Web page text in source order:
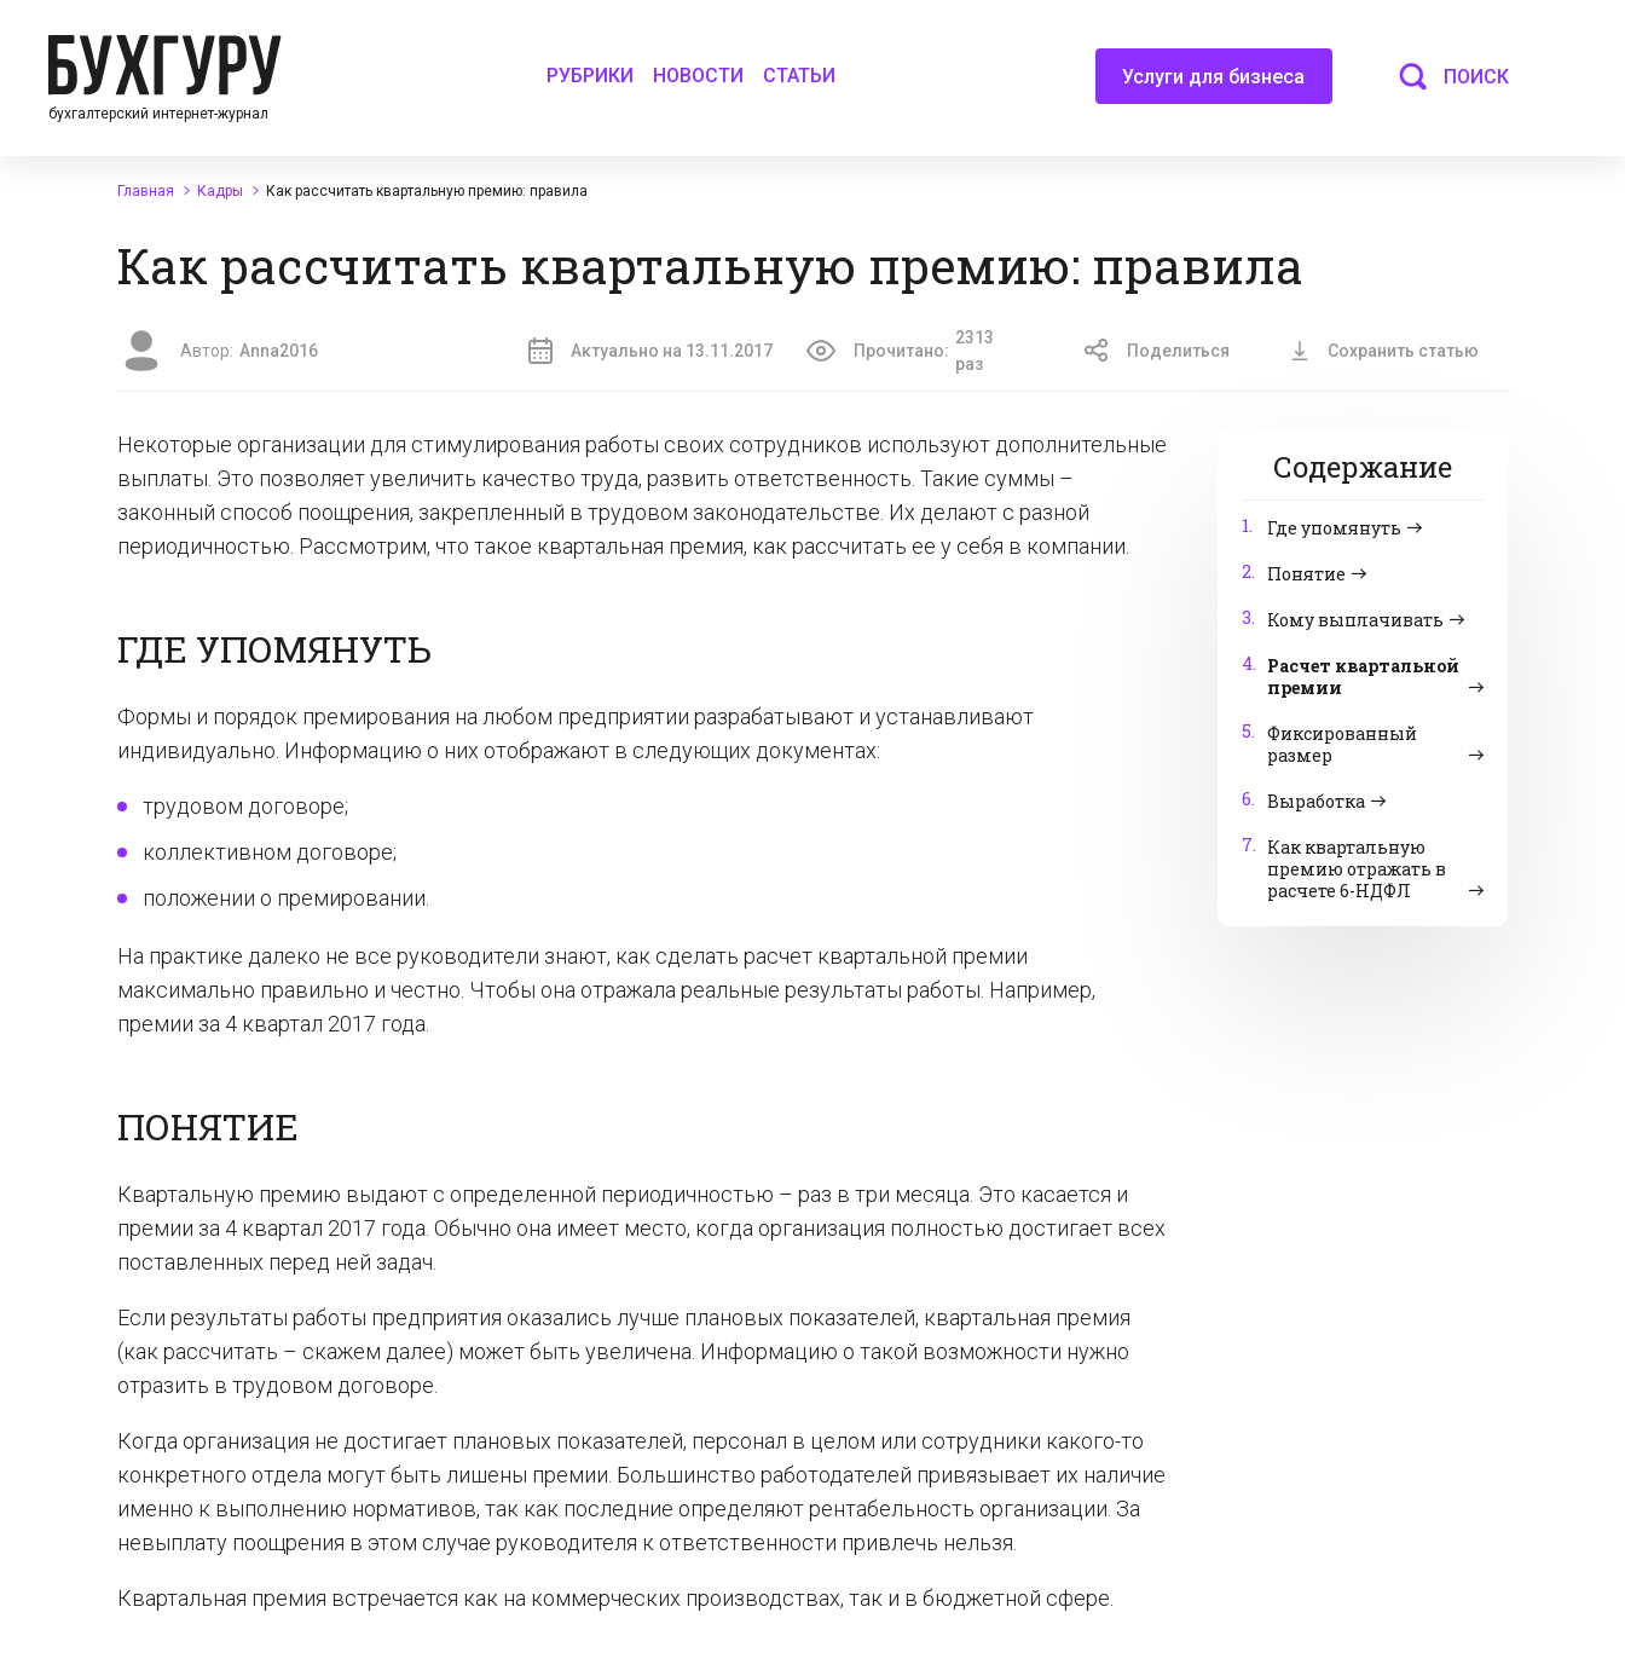
бухгалтерский интернет-журнал
РУБРИКИ НОВОСТИ СТАТЬИ Услуги для бизнеса ПОИСК
Главная Кадры Как рассчитать квартальную премию: правила
Как рассчитать квартальную премию: правила
Автор: Anna2016 Актуально на 13.11.2017 Прочитано:
2313
раз
Поделиться Сохранить статью
Содержание
1.
Где упомянуть
2.
Понятие
3.
Кому выплачивать
4. Расчет квартальной
премии
5. Фиксированный
размер
6. Выработка
7. Как квартальную
премию отражать в
расчете 6-НДФЛ
Некоторые организации для стимулирования работы своих сотрудников используют дополнительные
выплаты. Это позволяет увеличить качество труда, развить ответственность. Такие суммы –
законный способ поощрения, закрепленный в трудовом законодательстве. Их делают с разной
периодичностью. Рассмотрим, что такое квартальная премия, как рассчитать ее у себя в компании.
ГДЕ УПОМЯНУТЬ
Формы и порядок премирования на любом предприятии разрабатывают и устанавливают
индивидуально. Информацию о них отображают в следующих документах:
трудовом договоре;
коллективном договоре;
положении о премировании.
На практике далеко не все руководители знают, как сделать расчет квартальной премии
максимально правильно и честно. Чтобы она отражала реальные результаты работы. Например,
премии за 4 квартал 2017 года.
ПОНЯТИЕ
Квартальную премию выдают с определенной периодичностью – раз в три месяца. Это касается и
премии за 4 квартал 2017 года. Обычно она имеет место, когда организация полностью достигает всех
поставленных перед ней задач.
Если результаты работы предприятия оказались лучше плановых показателей, квартальная премия
(как рассчитать – скажем далее) может быть увеличена. Информацию о такой возможности нужно
отразить в трудовом договоре.
Когда организация не достигает плановых показателей, персонал в целом или сотрудники какого-то
конкретного отдела могут быть лишены премии. Большинство работодателей привязывает их наличие
именно к выполнению нормативов, так как последние определяют рентабельность организации. За
невыплату поощрения в этом случае руководителя к ответственности привлечь нельзя.
Квартальная премия встречается как на коммерческих производствах, так и в бюджетной сфере.